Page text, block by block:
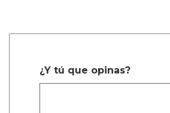
¿Y tú que opinas?